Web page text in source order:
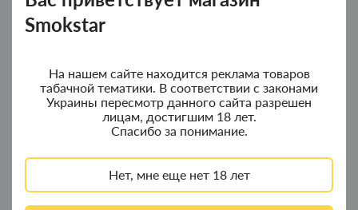
Smokstar
На нашем сайте находится реклама товаров
табачной тематики. В соответствии с законами
Украины пересмотр данного сайта разрешен
лицам, достигшим 18 лет.
Спасибо за понимание.
Нет, мне еще нет 18 лет
Новинка
350.00грн.
Колпак для водного "Граната Ф1" - колпак
380.00грн.